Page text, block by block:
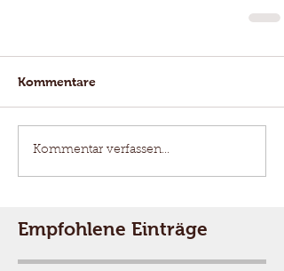
Kommentare
Kommentar verfassen...
Empfohlene Einträge